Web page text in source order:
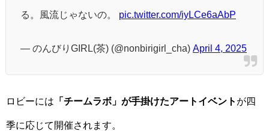
る。風流じゃないの。 pic.twitter.com/iyLCe6aAbP
— のんびりGIRL(茶) (@nonbirigirl_cha) April 4, 2025
ロビーには 「チームラボ」が手掛けたアートイベント が四
季に応じて開催されます。